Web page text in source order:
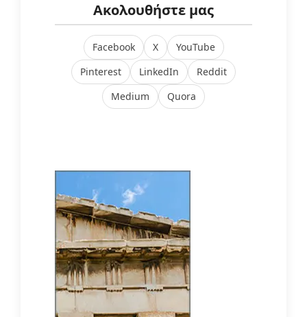
Ακολουθήστε μας
Facebook X
YouTube
Pinterest
LinkedIn
Reddit
Medium
Quora